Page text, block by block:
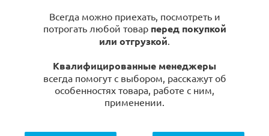
Всегда можно приехать, посмотреть и
потрогать любой товар перед покупкой
или отгрузкой.
Квалифицированные менеджеры
всегда помогут с выбором, расскажут об
особенностях товара, работе с ним,
применении.